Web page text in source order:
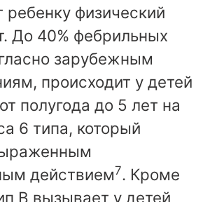
ребенку физический
До 40% фебрильных
зарубежным
происходит у детей
полугода до 5 лет на
6 типа, который
действием7. Кроме
В вызывает у детей